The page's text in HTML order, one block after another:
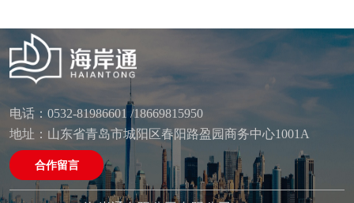
电话：0532-81986601 /18669815950
地址：山东省青岛市城阳区春阳路盈园商务中心1001A
合作留言